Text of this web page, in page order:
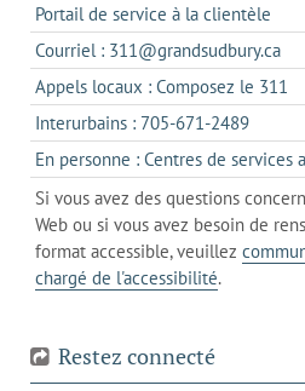
Portail de service à la clientèle
dans
un
Courriel : 311@grandsudbury.ca
de
Appels locaux : Composez le 311
un
de
Interurbains : 705-671-2489s'ouvre
dans
un
client
de
votre
En personne : Centres de services
Si vous avez des questions
Web ou si vous avez besoin de
format accessible, veuillez
chargé de l'accessibilité.
Restez connecté